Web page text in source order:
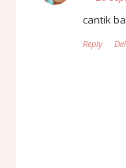
cantik
Reply